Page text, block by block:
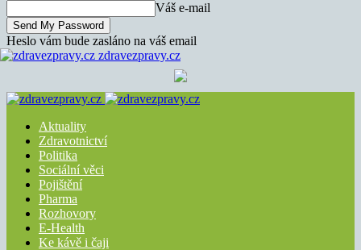
Váš e-mail
Heslo vám bude zasláno na váš email
zdravezpravy.cz
Aktuality
Zdravotnictví
Politika
Sociální věci
Pojištění
Pharma
Rozhovory
E-Health
Ke kávě i čaji